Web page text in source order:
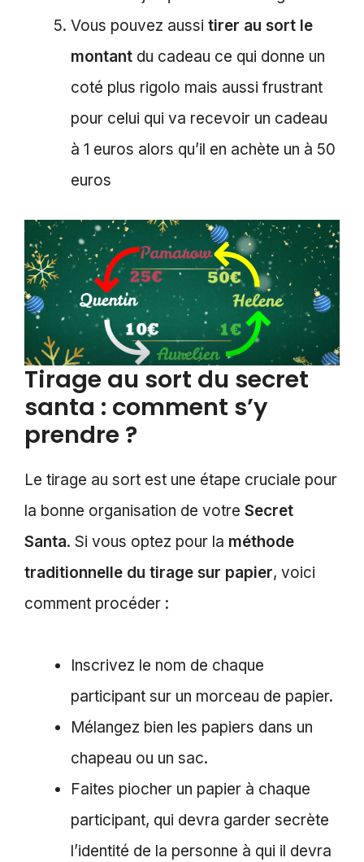
Vous pouvez aussi tirer au sort le
montant du cadeau ce qui donne un
coté plus rigolo mais aussi frustrant
pour celui qui va recevoir un cadeau
à 1 euros alors qu’il en achète un à 50
euros
Tirage au sort du secret
santa : comment s’y
prendre ?
Le tirage au sort est une étape cruciale pour
la bonne organisation de votre Secret
Santa. Si vous optez pour la méthode
traditionnelle du tirage sur papier, voici
comment procéder :
Inscrivez le nom de chaque
participant sur un morceau de papier.
Mélangez bien les papiers dans un
chapeau ou un sac.
Faites piocher un papier à chaque
participant, qui devra garder secrète
l’identité de la personne à qui il devra